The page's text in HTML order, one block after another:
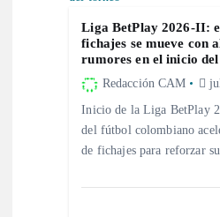
Liga BetPlay 2026-II:
fichajes se mueve con
rumores en el inicio
Redacción CAM
Inicio de la Liga BetPlay
del fútbol colombiano
de fichajes para reforzar